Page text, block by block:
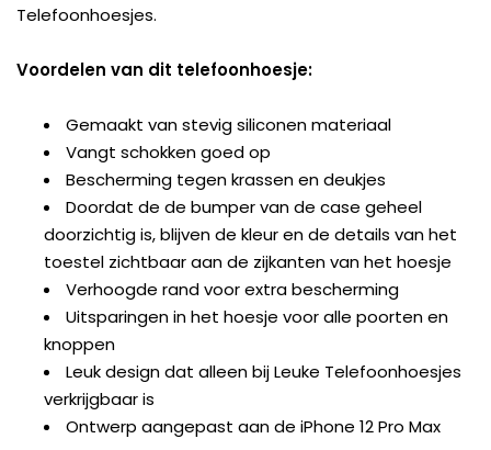
Telefoonhoesjes.
Voordelen van dit telefoonhoesje:
Gemaakt van stevig siliconen materiaal
Vangt schokken goed op
Bescherming tegen krassen en deukjes
Doordat de de bumper van de case geheel
doorzichtig is, blijven de kleur en de details van het
toestel zichtbaar aan de zijkanten van het hoesje
Verhoogde rand voor extra bescherming
Uitsparingen in het hoesje voor alle poorten en
knoppen
Leuk design dat alleen bij Leuke Telefoonhoesjes
verkrijgbaar is
Ontwerp aangepast aan de iPhone 12 Pro Max